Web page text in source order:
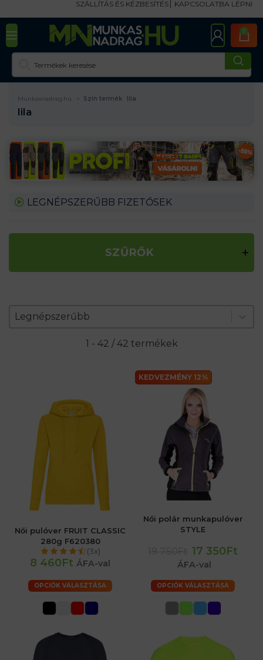
SZÁLLÍTÁS ÉS KÉZBESÍTÉS KAPCSOLATBA LÉPNI
0
Munkasnadrag.hu Szín termék lila
lila
LEGNÉPSZERŰBB FIZETŐSEK
SZŰRŐK
Zoradenie produktov
Sort content
Legnépszerűbb
Sort content
1 - 42 / 42 termékek
Női pulóver FRUIT CLASSIC
280g F620380
(3x)
8 460Ft ÁFA-val
OPCIÓK VÁLASZTÁSA
KEDVEZMÉNY 12%
Női polár munkapulóver
STYLE
17 350Ft
ÁFA-val
OPCIÓK VÁLASZTÁSA